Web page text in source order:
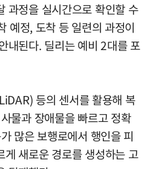
과정을 실시간으로 확인할 수
예정, 도착 등 일련의 과정이
내된다. 딜리는 예비 2대를 포
등의 센서를 활용해 복
물과 장애물을 빠르고 정확
많은 보행로에서 행인을 피
게 새로운 경로를 생성하는 고